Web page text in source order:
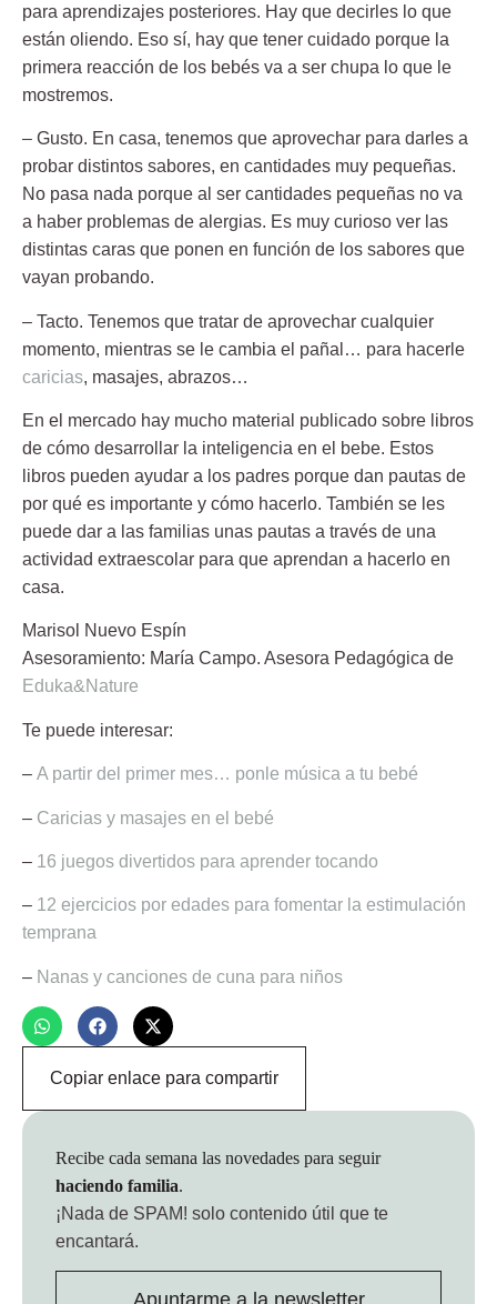
para aprendizajes posteriores. Hay que decirles lo que
están oliendo. Eso sí, hay que tener cuidado porque la
primera reacción de los bebés va a ser chupa lo que le
mostremos.
– Gusto. En casa, tenemos que aprovechar para darles a
probar distintos sabores, en cantidades muy pequeñas.
No pasa nada porque al ser cantidades pequeñas no va
a haber problemas de alergias. Es muy curioso ver las
distintas caras que ponen en función de los sabores que
vayan probando.
– Tacto. Tenemos que tratar de aprovechar cualquier
momento, mientras se le cambia el pañal… para hacerle
caricias, masajes, abrazos…
En el mercado hay mucho material publicado sobre libros
de cómo desarrollar la inteligencia en el bebe. Estos
libros pueden ayudar a los padres porque dan pautas de
por qué es importante y cómo hacerlo. También se les
puede dar a las familias unas pautas a través de una
actividad extraescolar para que aprendan a hacerlo en
casa.
Marisol Nuevo Espín
Asesoramiento: María Campo. Asesora Pedagógica de
Eduka&Nature
Te puede interesar:
– A partir del primer mes… ponle música a tu bebé
– Caricias y masajes en el bebé
– 16 juegos divertidos para aprender tocando
– 12 ejercicios por edades para fomentar la estimulación
temprana
– Nanas y canciones de cuna para niños
Copiar enlace para compartir
Recibe cada semana las novedades para seguir
haciendo familia.
¡Nada de SPAM! solo contenido útil que te
encantará.